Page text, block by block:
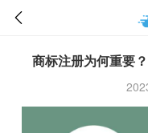
商标注册为何重要